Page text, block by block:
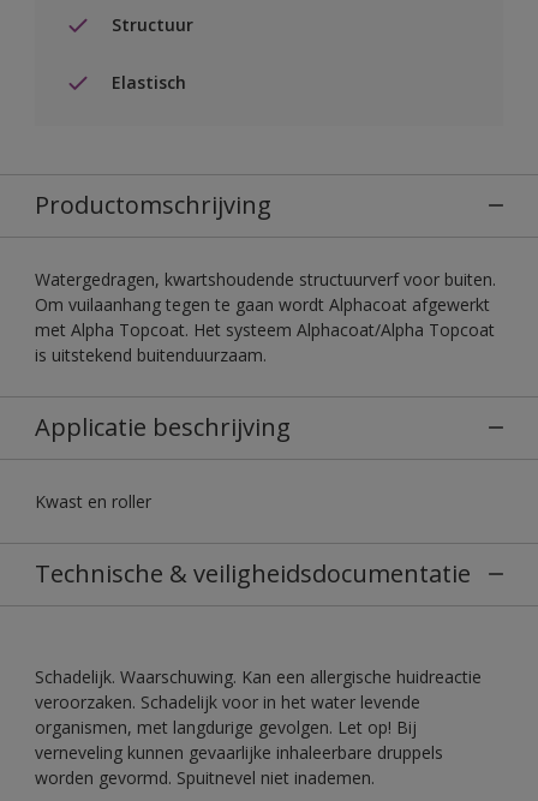
Structuur
Elastisch
Productomschrijving
Watergedragen, kwartshoudende structuurverf voor buiten.
Om vuilaanhang tegen te gaan wordt Alphacoat afgewerkt
met Alpha Topcoat. Het systeem Alphacoat/Alpha Topcoat
is uitstekend buitenduurzaam.
Applicatie beschrijving
Kwast en roller
Technische & veiligheidsdocumentatie
Schadelijk. Waarschuwing. Kan een allergische huidreactie
veroorzaken. Schadelijk voor in het water levende
organismen, met langdurige gevolgen. Let op! Bij
verneveling kunnen gevaarlijke inhaleerbare druppels
worden gevormd. Spuitnevel niet inademen.